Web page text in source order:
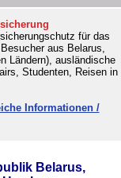
für das
aus Belarus,
Ländern), ausländische
Studenten, Reisen in
Informationen /
Belarus,